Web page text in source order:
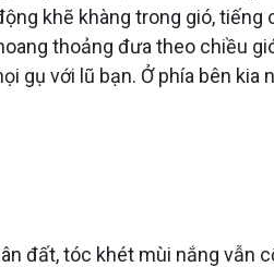
khẽ khàng trong gió,
thoảng đưa theo chiều
gụ với lũ bạn. Ở phía bên
đất, tóc khét mùi nắng vẫn